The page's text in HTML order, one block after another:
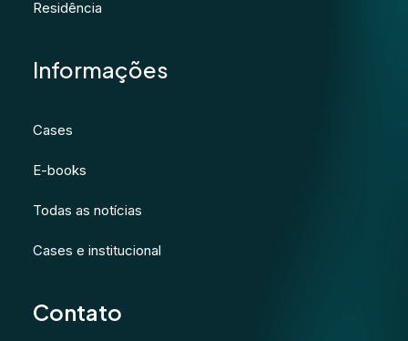
Residência
Informações
Cases
E-books
Todas as notícias
Cases e institucional
Contato